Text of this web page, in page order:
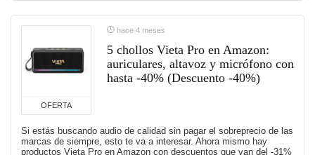
OFERTA
hace 4 meses
5 chollos Vieta Pro en Amazon:
auriculares, altavoz y micrófono con
hasta -40% (Descuento -40%)
Si estás buscando audio de calidad sin pagar el sobreprecio de las
marcas de siempre, esto te va a interesar. Ahora mismo hay
productos Vieta Pro en Amazon con descuentos que van del -31%